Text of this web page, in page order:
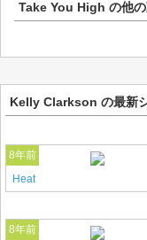
Take You High の他
Kelly Clarkson の最新
8年前
Heat
8年前